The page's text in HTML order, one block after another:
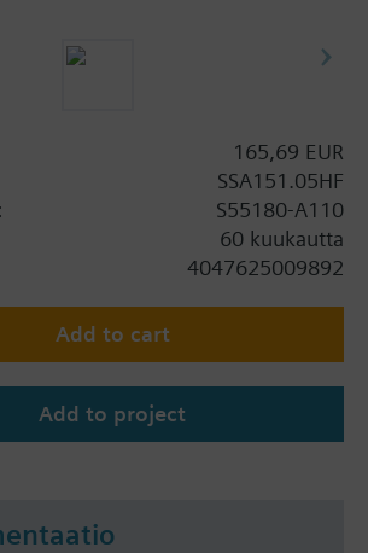
feedback signal, and manual
small valves VD1..CLC and on
M30 x 1.5 connection without
Cazzaniga, Oventrop M30x1.5,
MNG, Junkers, Beulco new).
other manufacturers on request.
valve: Cap nut M30 x 1.5
stroke required for self calibration
165,69 EUR
SSA151.05HF
S55180-A110
60 kuukautta
4047625009892
Add to cart
Add to project